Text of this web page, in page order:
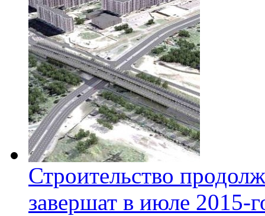
Строительство
завершат в июле 2015-